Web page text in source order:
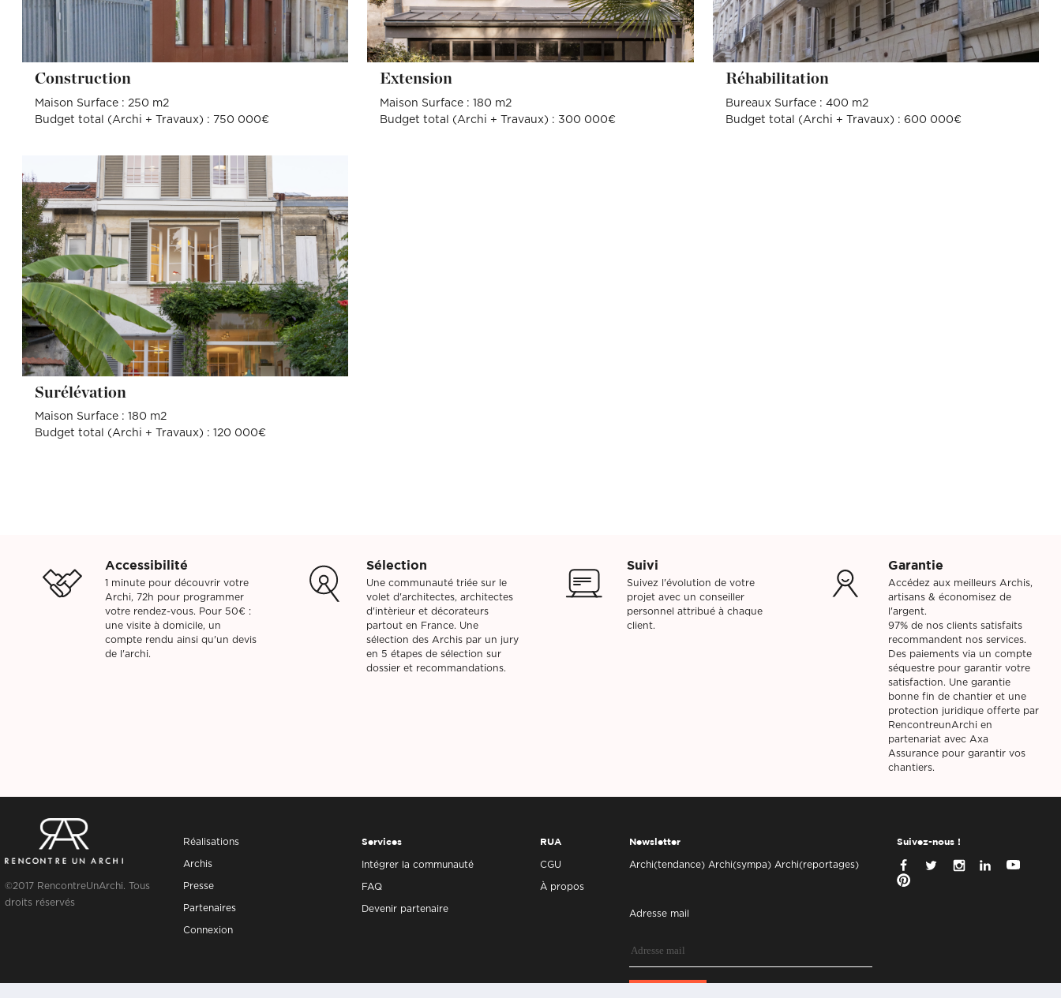
Construction
Maison Surface : 250 m2
Budget total (Archi + Travaux) : 750 000€
Extension
Maison Surface : 180 m2
Budget total (Archi + Travaux) : 300 000€
Réhabilitation
Bureaux Surface : 400 m2
Budget total (Archi + Travaux) : 600 000€
Surélévation
Maison Surface : 180 m2
Budget total (Archi + Travaux) : 120 000€
Accessibilité
1 minute pour découvrir votre
Archi, 72h pour programmer
votre rendez-vous. Pour 50€ :
une visite à domicile, un
compte rendu ainsi qu'un devis
de l'archi.
Sélection
Une communauté triée sur le
volet d'architectes, architectes
d'intèrieur et décorateurs
partout en France. Une
sélection des Archis par un jury
en 5 étapes de sélection sur
dossier et recommandations.
Suivi
Suivez l'évolution de votre
projet avec un conseiller
personnel attribué à chaque
client.
Garantie
Accédez aux meilleurs Archis,
artisans & économisez de
l'argent.
97% de nos clients satisfaits
recommandent nos services.
Des paiements via un compte
séquestre pour garantir votre
satisfaction. Une garantie
bonne fin de chantier et une
protection juridique offerte par
RencontreunArchi en
partenariat avec Axa
Assurance pour garantir vos
chantiers.
©2017 RencontreUnArchi. Tous
droits réservés
Réalisations
Archis
Presse
Partenaires
Connexion
Services
Intégrer la communauté
FAQ
Devenir partenaire
RUA
CGU
À propos
Newsletter
Archi(tendance) Archi(sympa) Archi(reportages)
Adresse mail
Suivez-nous !